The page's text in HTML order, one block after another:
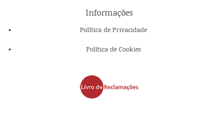
Informações
Política de Privacidade
Política de Cookies